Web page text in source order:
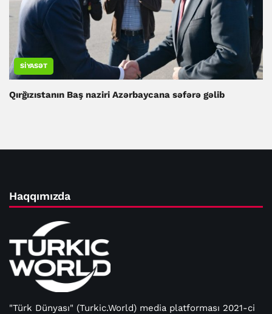
SIYASƏT
Qırğızıstanın Baş naziri Azərbaycana səfərə gəlib
Haqqımızda
"Türk Dünyası" (Turkic.World) media platforması 2021-ci